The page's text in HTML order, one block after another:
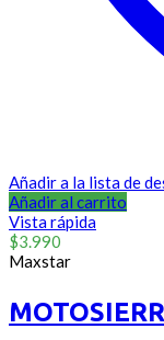
Añadir a la lista de
Añadir al carrito
Vista rápida
$3.990
Maxstar